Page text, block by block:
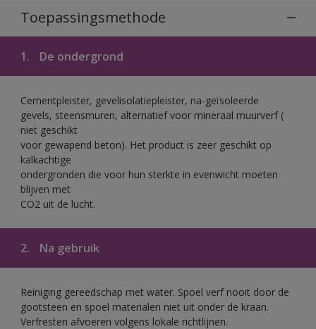
Toepassingsmethode
1. De ondergrond
Cementpleister, gevelisolatiepleister, na-geïsoleerde
gevels, steensmuren, alternatief voor mineraal muurverf (
niet geschikt
voor gewapend beton). Het product is zeer geschikt op
kalkachtige
ondergronden die voor hun sterkte in evenwicht moeten
blijven met
CO2 uit de lucht.
2. Na gebruik
Reiniging gereedschap met water. Spoel verf nooit door de
gootsteen en spoel materialen niet uit onder de kraan.
Verfresten afvoeren volgens lokale richtlijnen.